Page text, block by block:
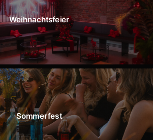
Weihnachtsfeier
Sommerfest